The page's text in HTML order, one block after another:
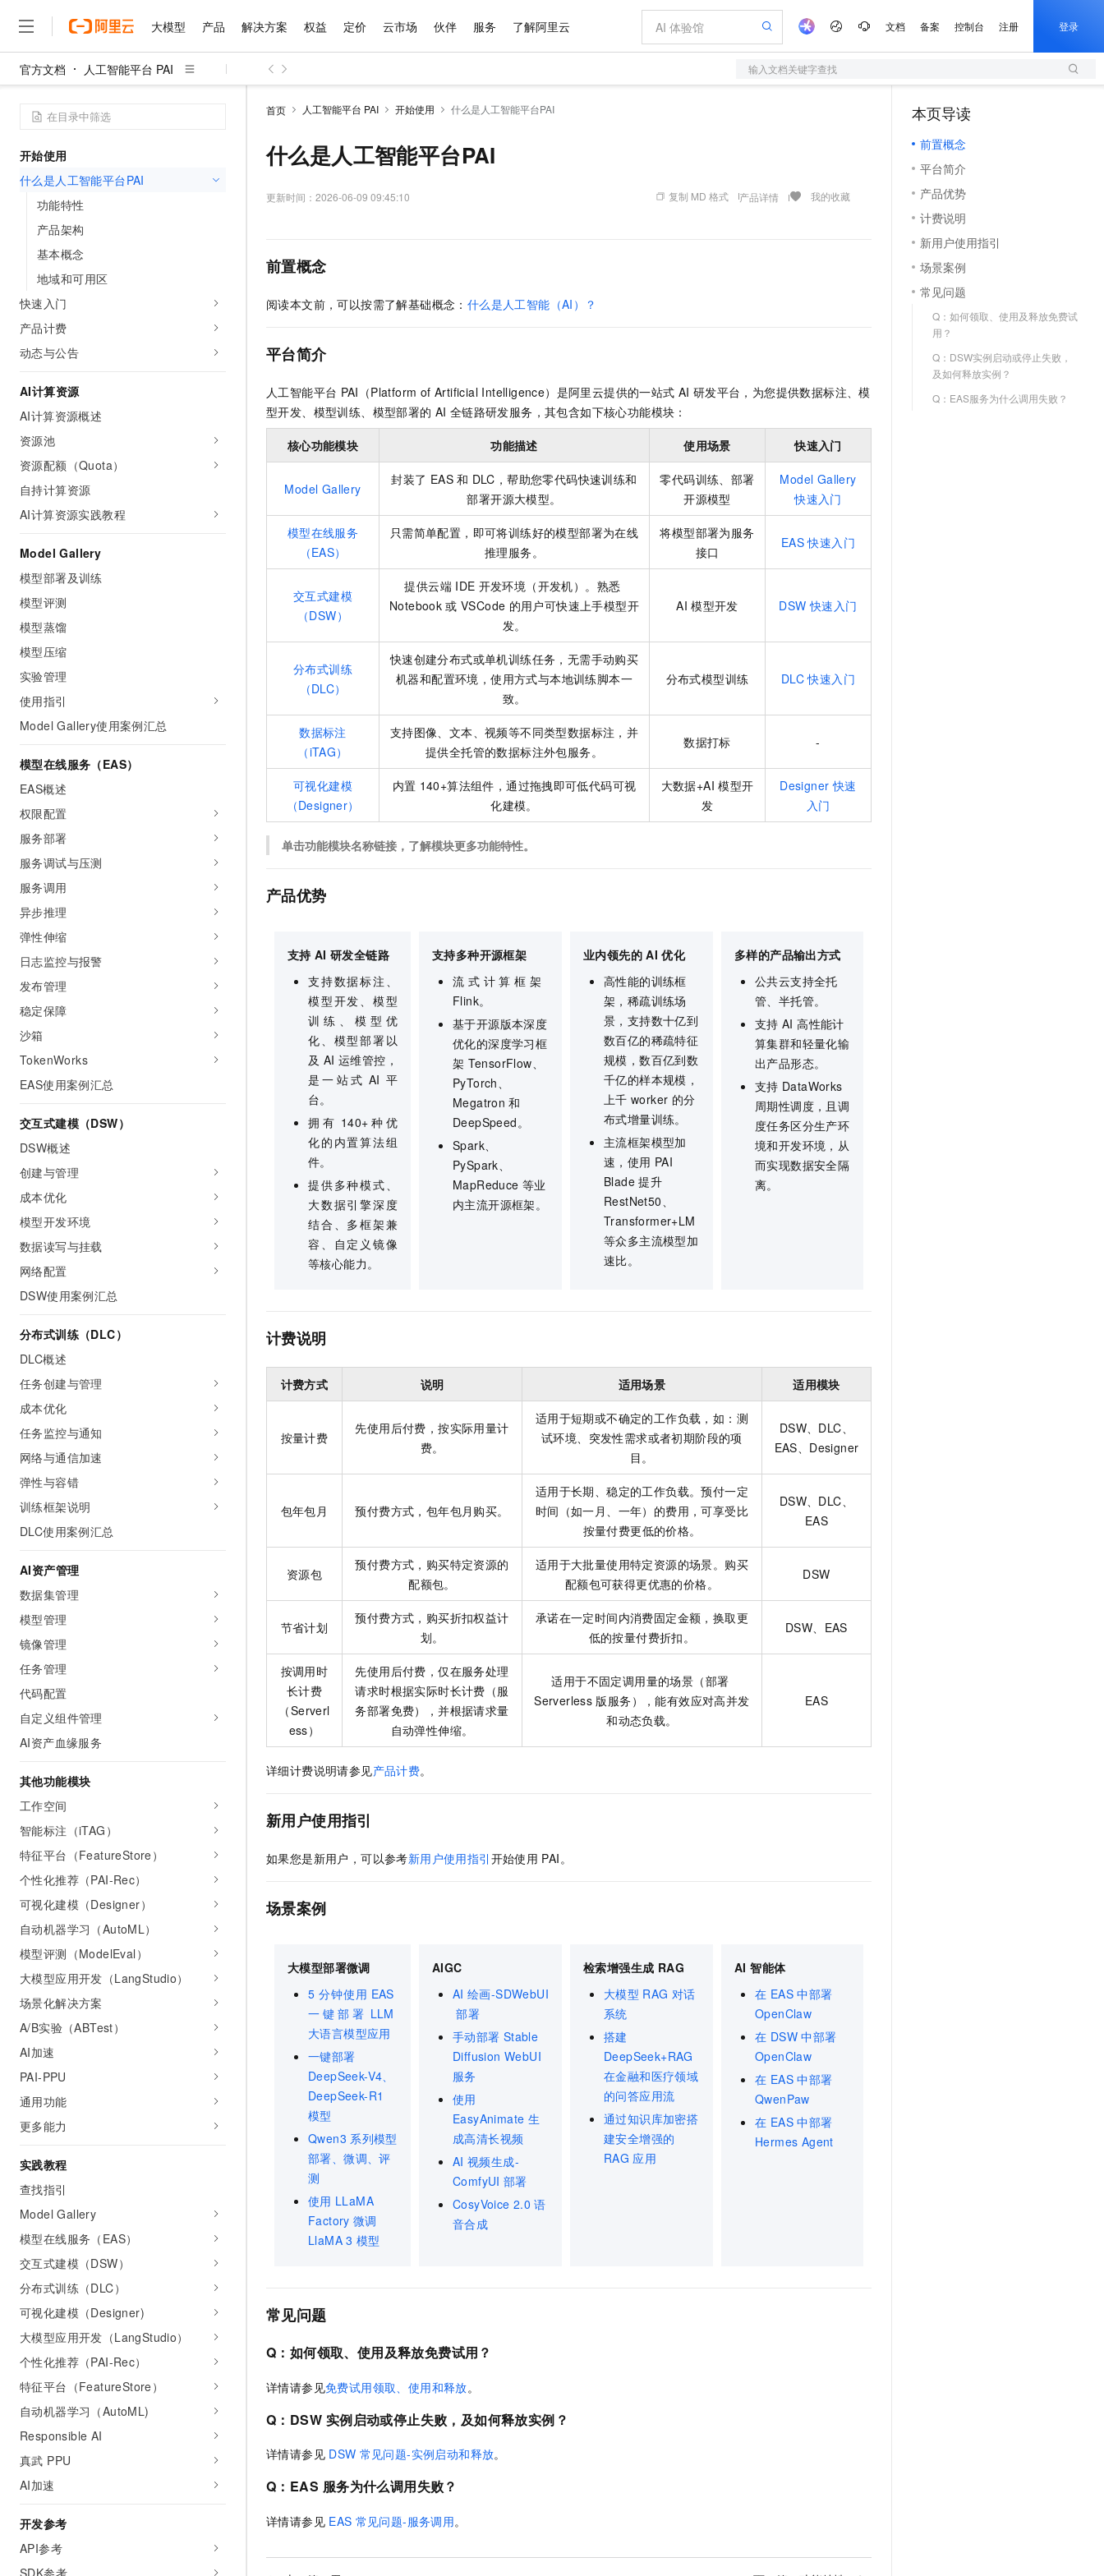
大模型 产品 解决方案 权益 定价 云市场 伙伴 服务 了解阿里云 文档 备案 控制台 注册 登录
官方文档 人工智能平台 PAI 输入文档关键字查找
开始使用
什么是人工智能平台PAI
功能特性
产品架构
基本概念
地域和可用区
快速入门
产品计费
动态与公告
AI计算资源
AI计算资源概述
资源池
资源配额（Quota）
自持计算资源
AI计算资源实践教程
Model Gallery
模型部署及训练
模型评测
模型蒸馏
模型压缩
实验管理
使用指引
Model Gallery使用案例汇总
模型在线服务（EAS）
EAS概述
权限配置
服务部署
服务调试与压测
服务调用
异步推理
弹性伸缩
日志监控与报警
发布管理
稳定保障
沙箱
TokenWorks
EAS使用案例汇总
交互式建模（DSW）
DSW概述
创建与管理
成本优化
模型开发环境
数据读写与挂载
网络配置
DSW使用案例汇总
分布式训练（DLC）
DLC概述
任务创建与管理
成本优化
任务监控与通知
网络与通信加速
弹性与容错
训练框架说明
DLC使用案例汇总
AI资产管理
数据集管理
模型管理
镜像管理
任务管理
代码配置
自定义组件管理
AI资产血缘服务
其他功能模块
工作空间
智能标注（iTAG）
特征平台（FeatureStore）
个性化推荐（PAI-Rec）
可视化建模（Designer）
自动机器学习（AutoML）
模型评测（ModelEval）
大模型应用开发（LangStudio）
场景化解决方案
A/B实验（ABTest）
AI加速
PAI-PPU
通用功能
更多能力
实践教程
查找指引
Model Gallery
模型在线服务（EAS）
交互式建模（DSW）
分布式训练（DLC）
可视化建模（Designer)
大模型应用开发（LangStudio）
个性化推荐（PAI-Rec）
特征平台（FeatureStore）
自动机器学习（AutoML)
Responsible AI
真武 PPU
AI加速
开发参考
API参考
SDK参考
首页 人工智能平台 PAI 开始使用 什么是人工智能平台PAI
什么是人工智能平台PAI
更新时间： 2026-06-09 09:45:10 复制 MD 格式 产品详情 我的收藏
前置概念
阅读本文前，可以按需了解基础概念： 什么是人工智能（AI）？
平台简介
人工智能平台 PAI（Platform of Artificial Intelligence）是阿里云提供的一站式 AI 研发平台，为您提供数据标注、模
型开发、模型训练、模型部署的 AI 全链路研发服务，其包含如下核心功能模块：
核心功能模块 功能描述 使用场景 快速入门
Model Gallery
封装了 EAS 和 DLC，帮助您零代码快速训练和
部署开源大模型。
零代码训练、部署
开源模型
Model Gallery
快速入门
模型在线服务
（EAS）
只需简单配置，即可将训练好的模型部署为在线
推理服务。
将模型部署为服务
接口
EAS 快速入门
交互式建模
（DSW）
提供云端 IDE 开发环境（开发机）。熟悉
Notebook 或 VSCode 的用户可快速上手模型开
发。
AI 模型开发 DSW 快速入门
分布式训练
（DLC）
快速创建分布式或单机训练任务，无需手动购买
机器和配置环境，使用方式与本地训练脚本一
致。
分布式模型训练 DLC 快速入门
数据标注
（iTAG）
支持图像、文本、视频等不同类型数据标注，并
提供全托管的数据标注外包服务。
数据打标 -
可视化建模
（Designer）
内置 140+算法组件，通过拖拽即可低代码可视
化建模。
大数据+AI 模型开
发
Designer 快速
入门
单击功能模块名称链接，了解模块更多功能特性。
产品优势
支持 AI 研发全链路
支持数据标注、
模型开发、模型
训练、模型优
化、模型部署以
及 AI 运维管控，
是一站式 AI 平
台。
拥有 140+种优
化的内置算法组
件。
提供多种模式、
大数据引擎深度
结合、多框架兼
容、自定义镜像
等核心能力。
支持多种开源框架
流式计算框架
Flink。
基于开源版本深度
优化的深度学习框
架 TensorFlow、
PyTorch、
Megatron 和
DeepSpeed。
Spark、
PySpark、
MapReduce 等业
内主流开源框架。
业内领先的 AI 优化
高性能的训练框
架，稀疏训练场
景，支持数十亿到
数百亿的稀疏特征
规模，数百亿到数
千亿的样本规模，
上千 worker 的分
布式增量训练。
主流框架模型加
速，使用 PAI
Blade 提升
RestNet50、
Transformer+LM
等众多主流模型加
速比。
多样的产品输出方式
公共云支持全托
管、半托管。
支持 AI 高性能计
算集群和轻量化输
出产品形态。
支持 DataWorks
周期性调度，且调
度任务区分生产环
境和开发环境，从
而实现数据安全隔
离。
计费说明
计费方式 说明 适用场景 适用模块
按量计费
先使用后付费，按实际用量计
费。
适用于短期或不确定的工作负载，如：测
试环境、突发性需求或者初期阶段的项
目。
DSW、DLC、
EAS、Designer
包年包月 预付费方式，包年包月购买。
适用于长期、稳定的工作负载。预付一定
时间（如一月、一年）的费用，可享受比
按量付费更低的价格。
DSW、DLC、
EAS
资源包
预付费方式，购买特定资源的
配额包。
适用于大批量使用特定资源的场景。购买
配额包可获得更优惠的价格。
DSW
节省计划
预付费方式，购买折扣权益计
划。
承诺在一定时间内消费固定金额，换取更
低的按量付费折扣。
DSW、EAS
按调用时
长计费
（Serverl
ess）
先使用后付费，仅在服务处理
请求时根据实际时长计费（服
务部署免费），并根据请求量
自动弹性伸缩。
适用于不固定调用量的场景（部署
Serverless 版服务），能有效应对高并发
和动态负载。
EAS
详细计费说明请参见产品计费。
新用户使用指引
如果您是新用户，可以参考新用户使用指引 开始使用 PAI。
场景案例
大模型部署微调
5 分钟使用 EAS
一键部署 LLM
大语言模型应用
一键部署
DeepSeek-V4、
DeepSeek-R1
模型
Qwen3 系列模型
部署、微调、评
测
使用 LLaMA
Factory 微调
LlaMA 3 模型
AIGC
AI 绘画-SDWebUI
部署
手动部署 Stable
Diffusion WebUI
服务
使用
EasyAnimate 生
成高清长视频
AI 视频生成-
ComfyUI 部署
CosyVoice 2.0 语
音合成
检索增强生成 RAG
大模型 RAG 对话
系统
搭建
DeepSeek+RAG
在金融和医疗领域
的问答应用流
通过知识库加密搭
建安全增强的
RAG 应用
AI 智能体
在 EAS 中部署
OpenClaw
在 DSW 中部署
OpenClaw
在 EAS 中部署
QwenPaw
在 EAS 中部署
Hermes Agent
常见问题
Q：如何领取、使用及释放免费试用？
详情请参见免费试用领取、使用和释放。
Q：DSW 实例启动或停止失败，及如何释放实例？
详情请参见 DSW 常见问题-实例启动和释放。
Q：EAS 服务为什么调用失败？
详情请参见 EAS 常见问题-服务调用。
本页导读
前置概念
平台简介
产品优势
计费说明
新用户使用指引
场景案例
常见问题
Q：如何领取、使用及释放免费试
用？
Q：DSW实例启动或停止失败，
及如何释放实例？
Q：EAS服务为什么调用失败？
大模型
千问AI平台
智能体时代全能旗舰模型
Qwen3.7-Plus
Qwen3-VL-Plus
Deepseek-v4-pro
语音识别与合成
Qwen3-TTS-Flash
高表现力语音合成大模型，语音克隆听感自然
Fun-ASR
大模型服务
千问AI平台-模型体验
在线体验全尺寸、多种模态的模型效果
新一代 AI 视频生成模型，深度适配广告营销等场景
AI 应用构建
大模型服务平台百炼-应用模版
丰富多元化的应用模版和解决方案
大模型服务平台百炼-智能体
灵活可视化地构建企业级 Agent
大模型原生应用
Qoder HOT
面向真实软件的智能体编程平台
万有无界
企业级人与Agent协作平台，接入和调度多个数字员工
大模型解决方案
快速部署 Dify，高效搭建 AI 应用
依托云原生高可用架构,实现Dify私有化部署
10 分钟在聊天系统中增加一个 AI 助手
在企业官网、通讯软件中为客户提供 AI 客服
用1%尺寸在特定领域达到大模型90%以上效果
即刻拥有 DeepSeek-R1 满血版
从文本、图片、视频中提取结构化的属性信息
超强辅助，Bolt.diy 一步搞定创意建站
产品
精选产品
计算
容器
存储
网络与CDN
安全
中间件
大数据计算
媒体服务
企业服务与云通信
域名与网站
终端用户计算
Serverless
开发工具
迁移与运维管理
精选产品
大模型服务与应用平台
多元化、高性能、安全可靠的大模型服务
云解析DNS
覆盖公网/内网、递归/权威、移动APP等全场景解析服务
面向分析的企业级SaaS模式云数据仓库
全托管，含MySQL、PostgreSQL、SQL Server、MariaDB多引擎
轻量应用服务器
数字证书管理服务（原SSL证书）
实现全站HTTPS，呈现可信的WEB访问
短信服务
大数据开发治理平台 DataWorks
解决方案
精选解决方案
互联网应用开发
大数据
安全
网络
可观测
上云与迁云
企业出海
政企业务
精选解决方案
企业级Agent产品，直接交付可用成果
快速拥有专属 OpenClaw
让AI从“聊天伙伴”进化为能干活的“数字员工” 安装技能 GStack，拥有专属 AI 工程团队
轻松解锁专属 DeepSeek-V4-Pro
一句话生成原生可编辑精美 PPT 文稿
输入一句话想法, 轻松生成专业的 PPT
一键部署幻兽帕鲁游戏服务器
一键购买专属联机服务器，轻松开启游戏
漫剧工坊：一站式动画创作平台
快速生产连贯的高质量长漫剧
10 分钟搭建微信、支付宝小程序
高效部署网站，快速应用到小程序
权益 普惠上云
云服务器38元/年起，超值低价云产品抢先购
推荐新用户得奖励，单订单最高返9万
免费试用
最高领取价值200元试用点，立即开启云上创新
1亿+ 大模型 tokens 和 30+ 款产品免费体验
140+云产品 免费试用
产品新客免费试用，最长12个月
大模型ACA认证体验
助力企业全员 AI 认知与能力提升
AI 特惠
你的AI工作搭子，覆盖日常办公高频场景
夜间 5 折，Qwen/Meoo/TokenPlan 客户专享
AI 场景体验
从图文生成到视频创作，一键激活电商全链路生产力
AI智能应用，一键激活高效办公新体验
智能客服
自动承接线索、识别商机，让客服更高效、服务更出色。
AI 活动
AI 生产力先锋
先锋实践拓展 AI 生产力的边界
飞天发布时刻
所见，即是所愿
AI 实训营
从基础到进阶，Agent 创客手把手教你
创新加速
上云场景组合购
云聚AI 严选权益
精选AI产品，从模型到应用全链提效
定价 产品定价
了解云产品的定价详情
云上成本管理
管理和优化成本
价格计算器
自助选配和估算价格
价格优势
配置报价器
阿里云 OPC 创新助力计划
Token 补贴，五大权
益加速 OPC 成功
云市场 精选商城
多端小程序
Tuya 物联网平台阿里云版
蓝凌 OA
畅捷通
Tableau 订阅
AI空中课堂在线直播课堂（旗舰版）
生态解决方案
开发者生态解决方案
AI 开发和 AI 应用解决方案
数据与 API
手机三要素
天气预报查询
ERP
OA 办公系统
财税管理
400电话
广告营销
基础软件
Red Hat
SUSE
建站小程序
模板建站
定制建站
模板小程序
专业服务
公司注册
上云迁移
代维服务
伙伴 成为销售伙伴
咨询伙伴
销售伙伴合作计划
Salesforce On Alibaba Cloud
AI 大模型销售与服务生态合作计划
成为产品伙伴
产品生态伙伴
产品伙伴合作计划 服务伙伴合作计划
Al MaaS 服务伙伴赋能合作
伙伴信用分合作计划
更多支持
合作伙伴培训与认证
查询合作伙伴
登录合作伙伴管理后台
服务 售前咨询
售后服务
自助服务
工单服务
短信专区
企业增值服务
专家技术服务
创新中心
阿里云认证 开发者社区
镜像站
我要反馈
我要建议
了解阿里云 为什么选择阿里云
技术领先
研究报告与白皮书
AI 算法大赛
云开发大赛
入门学习赛
最佳实践
云上奥运之旅
客户案例
市场活动
科研合作
加入我们
校园招聘